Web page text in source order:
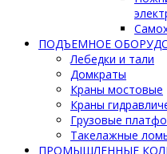
ПОДЪЕМНОЕ
Лебедки и тали
Домкраты
Краны мостовые
Краны
Грузовые
Такелажные
ПРОМЫШЛЕННЫЕ